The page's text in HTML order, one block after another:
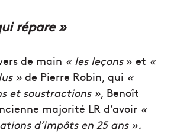
répare »
de main « les leçons» et «
» de Pierre Robin, qui «
et soustractions », Benoît
majorité LR d’avoir «
d’impôts en 25 ans ».